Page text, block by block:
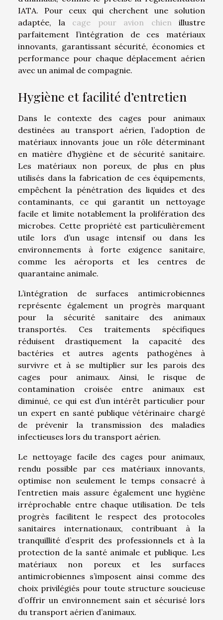
IATA. Pour ceux qui cherchent une solution
adaptée, la cage pour avion chienillustre
parfaitement l’intégration de ces matériaux
innovants, garantissant sécurité, économies et
performance pour chaque déplacement aérien
avec un animal de compagnie.
Hygiène et facilité d’entretien
Dans le contexte des cages pour animaux
destinées au transport aérien, l’adoption de
matériaux innovants joue un rôle déterminant
en matière d’hygiène et de sécurité sanitaire.
Les matériaux non poreux, de plus en plus
utilisés dans la fabrication de ces équipements,
empêchent la pénétration des liquides et des
contaminants, ce qui garantit un nettoyage
facile et limite notablement la prolifération des
microbes. Cette propriété est particulièrement
utile lors d’un usage intensif ou dans les
environnements à forte exigence sanitaire,
comme les aéroports et les centres de
quarantaine animale.
L’intégration de surfaces antimicrobiennes
représente également un progrès marquant
pour la sécurité sanitaire des animaux
transportés. Ces traitements spécifiques
réduisent drastiquement la capacité des
bactéries et autres agents pathogènes à
survivre et à se multiplier sur les parois des
cages pour animaux. Ainsi, le risque de
contamination croisée entre animaux est
diminué, ce qui est d’un intérêt particulier pour
un expert en santé publique vétérinaire chargé
de prévenir la transmission des maladies
infectieuses lors du transport aérien.
Le nettoyage facile des cages pour animaux,
rendu possible par ces matériaux innovants,
optimise non seulement le temps consacré à
l’entretien mais assure également une hygiène
irréprochable entre chaque utilisation. De tels
progrès facilitent le respect des protocoles
sanitaires internationaux, contribuant à la
tranquillité d’esprit des professionnels et à la
protection de la santé animale et publique. Les
matériaux non poreux et les surfaces
antimicrobiennes s’imposent ainsi comme des
choix privilégiés pour toute structure soucieuse
d’offrir un environnement sain et sécurisé lors
du transport aérien d’animaux.